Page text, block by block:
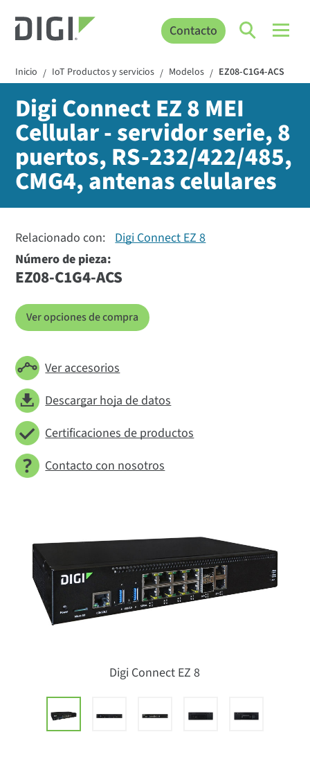
Contacto
Inicio / IoT Productos y servicios / Modelos / EZ08-C1G4-ACS
Digi Connect EZ 8 MEI
Cellular - servidor serie, 8
puertos, RS-232/422/485,
CMG4, antenas celulares
Relacionado con: Digi Connect EZ 8
Digi Connect EZ 8
Número de pieza:
EZ08-C1G4-ACS
Ver opciones de compra
Ver accesorios
Descargar hoja de datos
Certificaciones de productos
Contacto con nosotros